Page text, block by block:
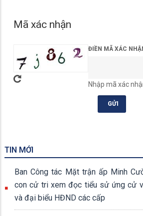
Mã xác nhận
ĐIỀN MÃ XÁC
Nhập mã xác
TIN MỚI
Ban Công tác Mặt trận ấp Minh
con cử tri xem đọc tiểu sử ứng cử
và đại biểu HĐND các cấp